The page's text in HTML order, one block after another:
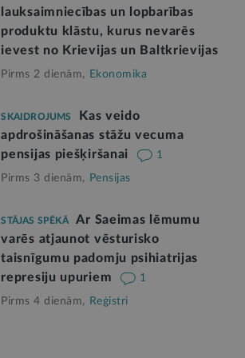
lauksaimniecības un lopbarības
produktu klāstu, kurus nevarēs
ievest no Krievijas un Baltkrievijas
Pirms 2 dienām, Ekonomika
SKAIDROJUMS
Kas veido
apdrošināšanas stāžu vecuma
pensijas piešķiršanai
1
Pirms 3 dienām, Pensijas
STĀJAS SPĒKĀ
Ar Saeimas lēmumu
varēs atjaunot vēsturisko
taisnīgumu padomju psihiatrijas
represiju upuriem
1
Pirms 4 dienām, Reģistri